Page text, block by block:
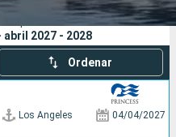
Compañías
Buscar
2027 - 2028
Ordenar
Los Angeles 04/04/2027